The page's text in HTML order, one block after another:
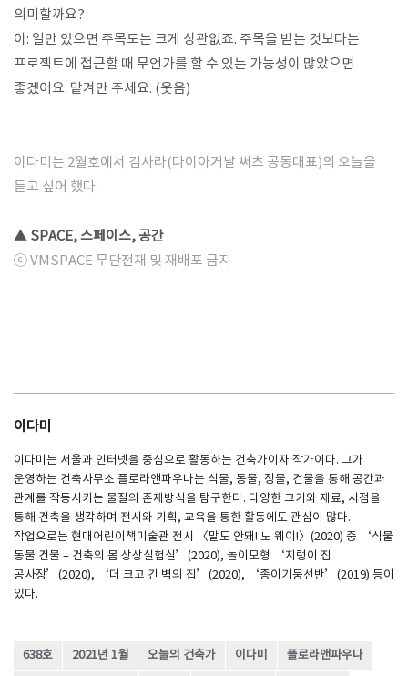
의미할까요?
이: 일만 있으면 주목도는 크게 상관없죠. 주목을 받는 것보다는
프로젝트에 접근할 때 무언가를 할 수 있는 가능성이 많았으면
좋겠어요. 맡겨만 주세요. (웃음)
이다미는 2월호에서 김사라(다이아거날 써츠 공동대표)의 오늘을
듣고 싶어 했다.
▲ SPACE, 스페이스, 공간
ⓒ VMSPACE 무단전재 및 재배포 금지
이다미
이다미는 서울과 인터넷을 중심으로 활동하는 건축가이자 작가이다. 그가
운영하는 건축사무소 플로라앤파우나는 식물, 동물, 정물, 건물을 통해 공간과
관계를 작동시키는 물질의 존재방식을 탐구한다. 다양한 크기와 재료, 시점을
통해 건축을 생각하며 전시와 기획, 교육을 통한 활동에도 관심이 많다.
작업으로는 현대어린이책미술관 전시 〈말도 안돼! 노 웨이!〉(2020) 중 ‘식물
동물 건물 – 건축의 몸 상상실험실’(2020), 놀이모형 ‘지렁이 집
공사장’(2020), ‘더 크고 긴 벽의 집’(2020), ‘종이기둥선반’(2019) 등이
있다.
638호 2021년 1월 오늘의 건축가 이다미 플로라앤파우나